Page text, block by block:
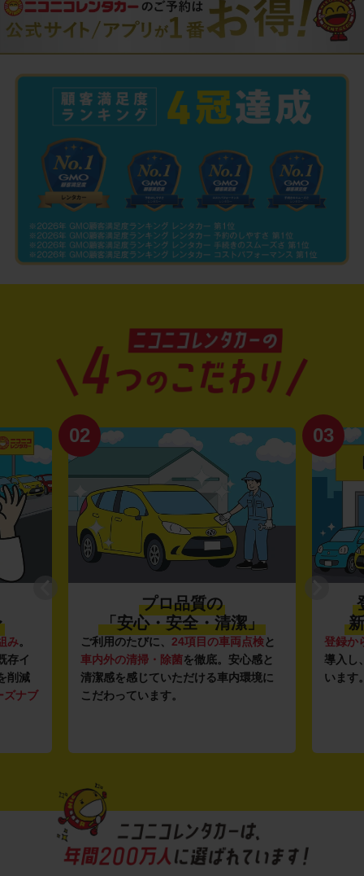
み。
存イ
削減
ズナブ
02
プロ品質の
「安心・安全・清潔」
ご利用のたびに、 24項目の車両点検と
車内外の清掃・除菌を徹底。安心感と
清潔感を感じていただける車内環境に
こだわっています。
03
登録か
導入し
います